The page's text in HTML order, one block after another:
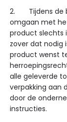
2. Tijdens de
omgaan met
product slechts
zover dat nodig
product wenst
alle geleverde
verpakking aan
door de
instructies.